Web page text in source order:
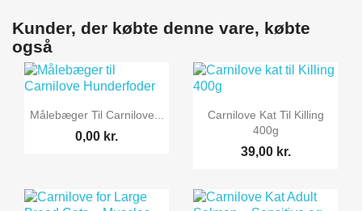
Kunder, der købte denne vare, købte
også
 Vis her
Målebæger Til Carnilove...
0,00 kr.
 Vis her
Carnilove Kat Til Killing
400g
39,00 kr.